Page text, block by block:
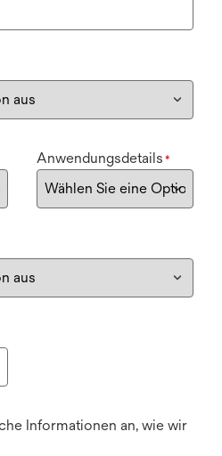
Anwendungsdetails *
Informationen an, wie wir